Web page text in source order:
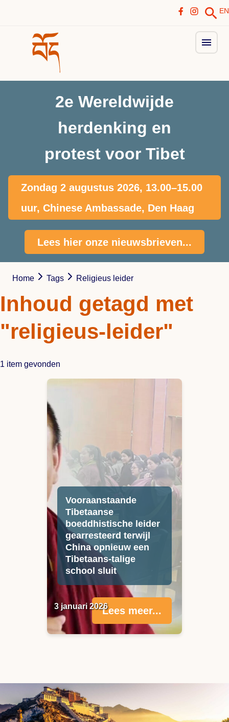
EN
2e Wereldwijde
herdenking en
protest voor Tibet
Zondag 2 augustus 2026, 13.00–15.00
uur, Chinese Ambassade, Den Haag
Lees hier onze nieuwsbrieven...
Home Tags Religieus leider
Inhoud getagd met
"religieus-leider"
1 item gevonden
3 januari 2026
Vooraanstaande
Tibetaanse
boeddhistische leider
gearresteerd terwijl
China opnieuw een
Tibetaans-talige
school sluit
Lees meer...